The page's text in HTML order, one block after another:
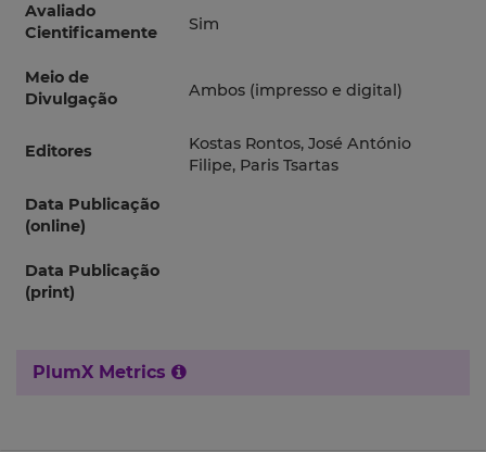
Avaliado
Cientificamente
Sim
Meio de
Divulgação
Ambos (impresso e digital)
Editores
Kostas Rontos, José António
Filipe, Paris Tsartas
Data Publicação
(online)
Data Publicação
(print)
PlumX Metrics